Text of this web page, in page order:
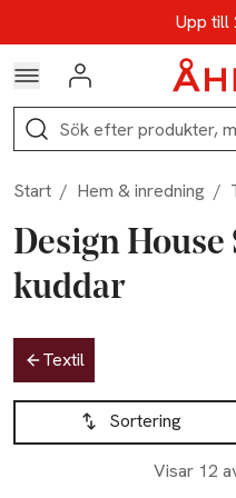
Hoppa till navigationsmenyn
Upp till
Kod:
Logga in
Sök
Start / Hem & inredning /
Design
kuddar
Hoppa till produktsidan
Textil
Hoppa till produktsidan
Sortering
Visar 12
Lista över produkter